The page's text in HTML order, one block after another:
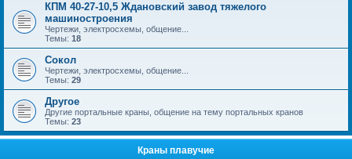
КПМ 40-27-10,5 Ждановский завод тяжелого
машиностроения
Чертежи, электросхемы, общение...
Темы: 18
Сокол
Чертежи, электросхемы, общение...
Темы: 29
Другое
Другие портальные краны, общение на тему портальных кранов
Темы: 23
Краны плавучие